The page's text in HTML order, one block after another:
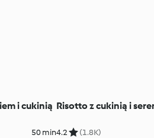
i cukinią
50 min
Risotto z cukinią i
4.2 (1.8K)